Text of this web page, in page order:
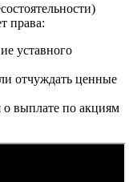
права:
уставного
отчуждать ценные
о выплате по акциям